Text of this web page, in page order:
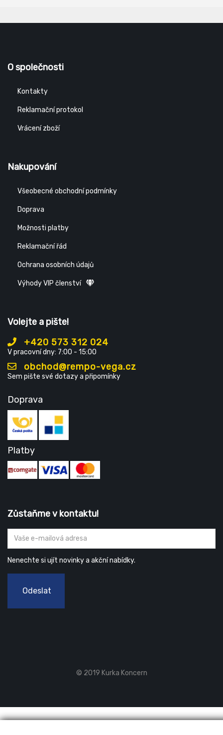
O společnosti
Kontakty
Reklamační protokol
Vrácení zboží
Nakupování
Všeobecné obchodní podmínky
Doprava
Možnosti platby
Reklamační řád
Ochrana osobních údajů
Výhody VIP členství
Volejte a pište!
+420 573 312 024
V pracovní dny: 7:00 - 15:00
obchod@rempo-vega.cz
Sem pište své dotazy a připomínky
Doprava
Platby
Zůstaňme v kontaktu!
Nenechte si ujít novinky a akční nabídky.
Odeslat
© 2019 Kurka Koncern